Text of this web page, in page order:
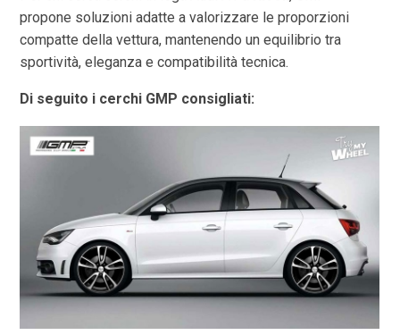
propone soluzioni adatte a valorizzare le proporzioni
compatte della vettura, mantenendo un equilibrio tra
sportività, eleganza e compatibilità tecnica.
Di seguito i cerchi GMP consigliati: